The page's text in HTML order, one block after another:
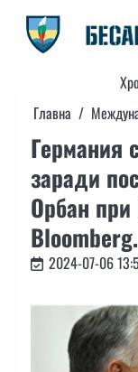
content
Главна
Германия
заради
Орбан
Bloomberg.
2024-07-06